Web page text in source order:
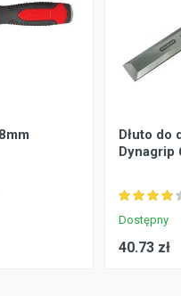
Dłuto do
Dynagrip
Dostępny
40.73 zł